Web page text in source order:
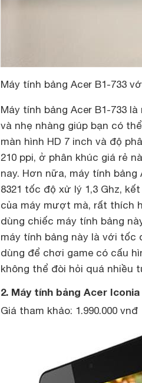
Máy tính bảng Acer B1-733
Máy tính bảng Acer B1-733
và nhẹ nhàng giúp bạn có
màn hình HD 7 inch và độ
210 ppi, ở phân khúc giá rẻ
nay. Hơn nữa, máy tính
8321 tốc độ xử lý 1,3 Ghz,
của máy mượt mà, rất thích
dùng chiếc máy tính bảng
máy tính bảng này là với tốc
dùng để chơi game có cấu
không thể đòi hỏi quá nhiều
2. Máy tính bảng Acer Iconia
Giá tham khảo: 1.990.000 vnđ